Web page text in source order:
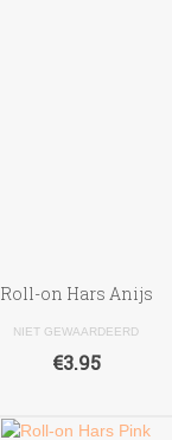
Roll-on Hars Anijs
NIET GEWAARDEERD
€3.95